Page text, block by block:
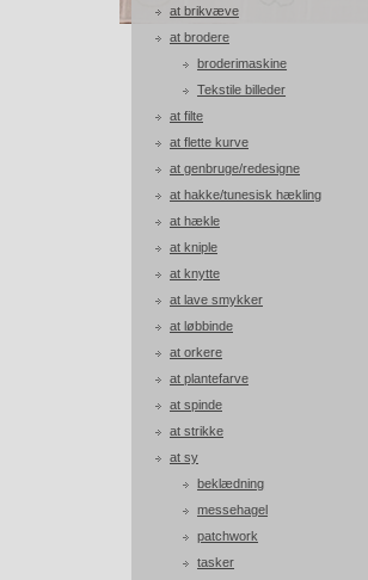
at brikvæve
at brodere
broderimaskine
Tekstile billeder
at filte
at flette kurve
at genbruge/redesigne
at hakke/tunesisk hækling
at hækle
at kniple
at knytte
at lave smykker
at løbbinde
at orkere
at plantefarve
at spinde
at strikke
at sy
beklædning
messehagel
patchwork
tasker